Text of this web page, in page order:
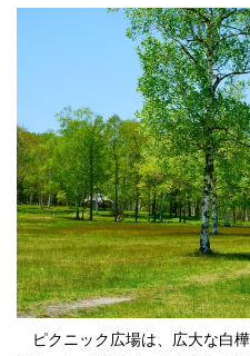
ピクニック広場は、広大な白